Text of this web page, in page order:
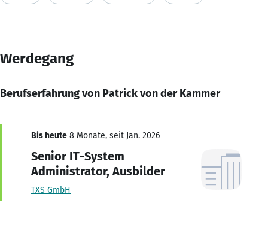
Werdegang
Berufserfahrung von Patrick von der Kammer
Bis heute 8 Monate, seit Jan. 2026
Senior IT-System
Administrator, Ausbilder
TXS GmbH